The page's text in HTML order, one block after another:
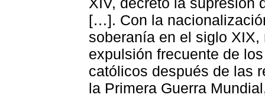
[…]. Con la
soberanía en el siglo
expulsión frecuente de
católicos después de las
la Primera Guerra